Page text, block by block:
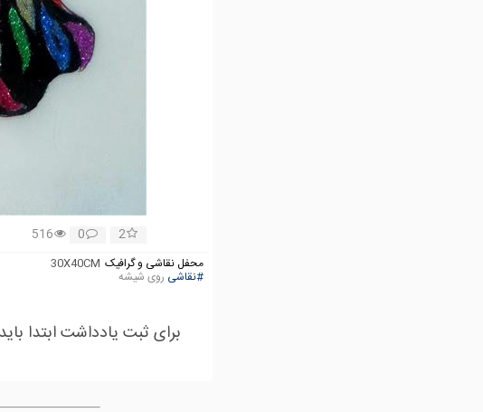
2
0
516
محفل نقاشی و گرافیک 30X40CM
#نقاشی روی شیشه
برای ثبت یادداشت ابتدا باید